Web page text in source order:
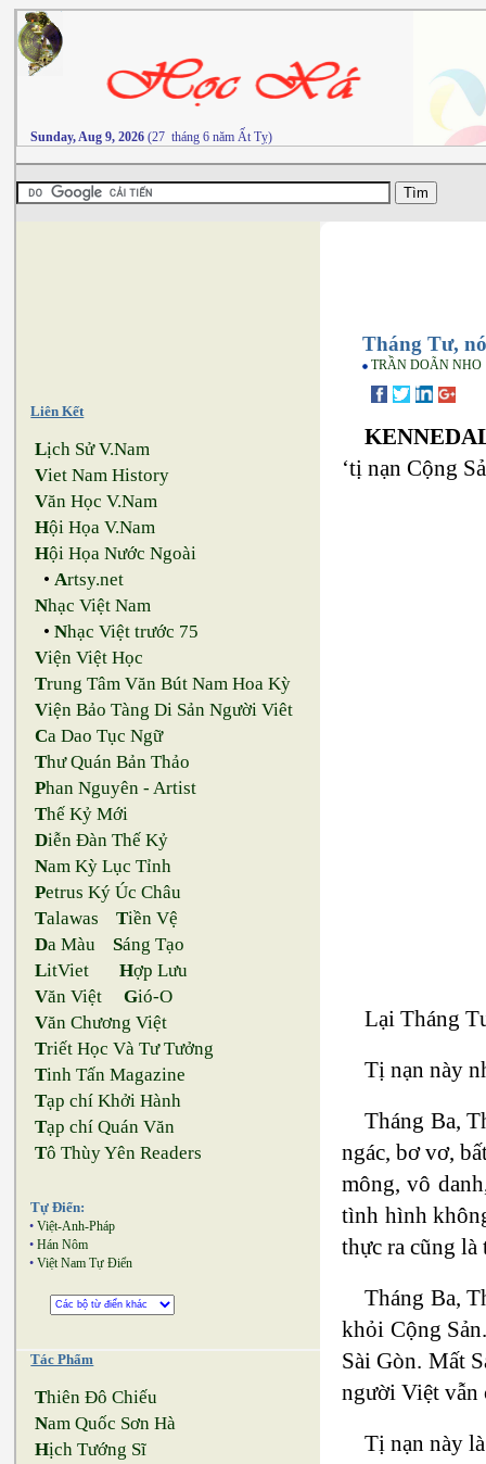
Sunday, Aug 9, 2026 (27 tháng 6 năm Ất Tỵ)
Liên Kết
Lịch Sử V.Nam
Viet Nam History
Văn Học V.Nam
Hội Họa V.Nam
Hội Họa Nước Ngoài
•Artsy.net
Nhạc Việt Nam
•Nhạc Việt trước 75
Viện Việt Học
Trung Tâm Văn Bút Nam Hoa Kỳ
Viện Bảo Tàng Di Sản Người Viêt
Ca Dao Tục Ngữ
Thư Quán Bản Thảo
Phan Nguyên - Artist
Thế Kỷ Mới
Diễn Đàn Thế Kỷ
Nam Kỳ Lục Tỉnh
Petrus Ký Úc Châu
Talawas Tiền Vệ
Da Màu Sáng Tạo
LitViet Hợp Lưu
Văn Việt Gió-O
Văn Chương Việt
Triết Học Và Tư Tưởng
Tinh Tấn Magazine
Tạp chí Khởi Hành
Tạp chí Quán Văn
Tô Thùy Yên Readers
Tự Điển:
• Việt-Anh-Pháp
• Hán Nôm
• Việt Nam Tự Điển
Tác Phẩm
Thiên Đô Chiếu
Nam Quốc Sơn Hà
Hịch Tướng Sĩ
Tháng Tư,
TRẦN DOÃN NHO
‘tị nạn Cộng
Lại Tháng
Tị nạn này
Tháng Ba,
ngác, bơ vơ,
mông, vô
tình hình
thực ra cũng là
Tháng Ba,
khỏi Cộng
Sài Gòn. Mất
người Việt vẫn
Tị nạn này